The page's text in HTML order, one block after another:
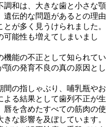
調和は、大きな歯と小さな顎
伝的な問題があるとの理由
が多く見うけられました。
可能性も増えてしまいまし
機能の不正として知られてい
顎の発育不良の真の原因とし
の指しゃぶり、哺乳瓶やお
よる結果として歯列不正が生
唇を含めたすべての筋肉の使
な影響を及ぼしています。